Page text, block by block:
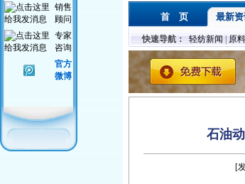
首 页 最新资
快速导航： 轻纺新闻 原
石油
[
销售
顾问
专家
咨询
官方
微博